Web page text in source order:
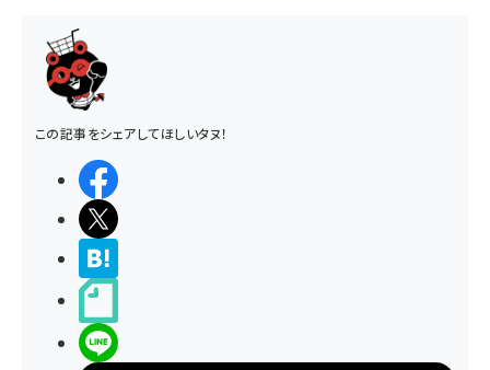
この記事をシェアしてほしいタヌ！